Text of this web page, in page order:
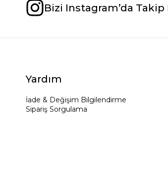
Bizi Instagram’da Takip
Yardım
İade & Değişim Bilgilendirme
Sipariş Sorgulama